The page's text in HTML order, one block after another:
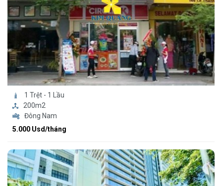
1 Trệt - 1 Lầu
200m2
Đông Nam
5.000 Usd/tháng